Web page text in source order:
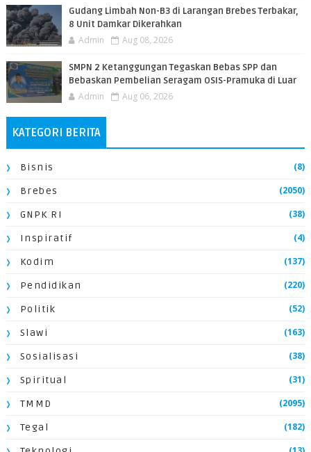
​Gudang Limbah Non-B3 di Larangan Brebes Terbakar,
8 Unit Damkar Dikerahkan
Admin Aug 08, 2026
SMPN 2 Ketanggungan Tegaskan Bebas SPP dan
Bebaskan Pembelian Seragam OSIS-Pramuka di Luar
Admin Aug 06, 2026
KATEGORI BERITA
Bisnis (8)
Brebes (2050)
GNPK RI (38)
Inspiratif (4)
Kodim (137)
Pendidikan (220)
Politik (52)
Slawi (163)
Sosialisasi (38)
Spiritual (31)
TMMD (2095)
Tegal (182)